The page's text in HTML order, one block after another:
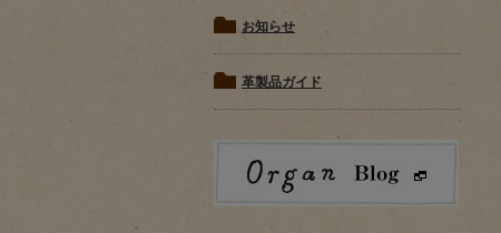
お知らせ
革製品ガイド